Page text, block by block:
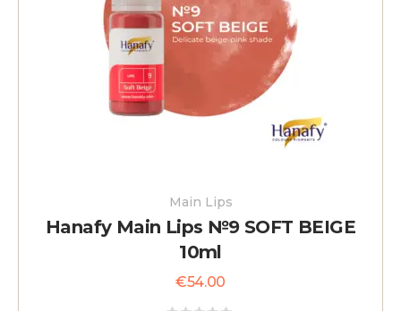
Main Lips
Hanafy Main Lips №9 SOFT BEIGE
10ml
€54.00